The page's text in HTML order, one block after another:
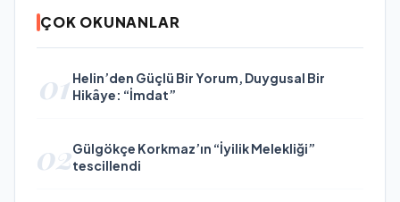
ÇOK OKUNANLAR
01 Helin’den Güçlü Bir Yorum, Duygusal Bir
Hikâye: “İmdat”
02Gülgökçe Korkmaz’ın “İyilik Melekliği”
tescillendi